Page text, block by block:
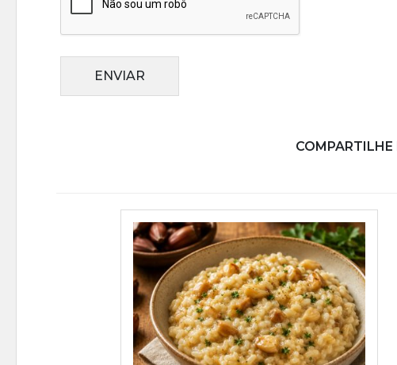
ENVIAR